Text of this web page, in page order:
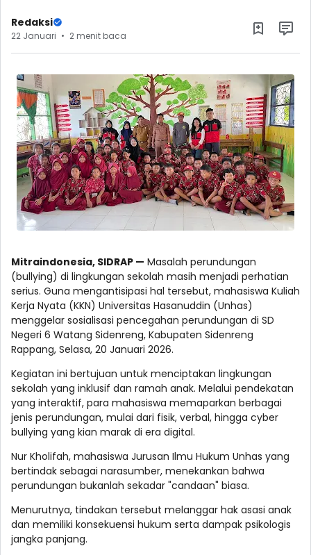
Redaksi
22 Januari 2 menit baca
Mitraindonesia, SIDRAP — Masalah perundungan
(bullying) di lingkungan sekolah masih menjadi perhatian
serius. Guna mengantisipasi hal tersebut, mahasiswa Kuliah
Kerja Nyata (KKN) Universitas Hasanuddin (Unhas)
menggelar sosialisasi pencegahan perundungan di SD
Negeri 6 Watang Sidenreng, Kabupaten Sidenreng
Rappang, Selasa, 20 Januari 2026.
Kegiatan ini bertujuan untuk menciptakan lingkungan
sekolah yang inklusif dan ramah anak. Melalui pendekatan
yang interaktif, para mahasiswa memaparkan berbagai
jenis perundungan, mulai dari fisik, verbal, hingga cyber
bullying yang kian marak di era digital.
Nur Kholifah, mahasiswa Jurusan Ilmu Hukum Unhas yang
bertindak sebagai narasumber, menekankan bahwa
perundungan bukanlah sekadar "candaan" biasa.
Menurutnya, tindakan tersebut melanggar hak asasi anak
dan memiliki konsekuensi hukum serta dampak psikologis
jangka panjang.